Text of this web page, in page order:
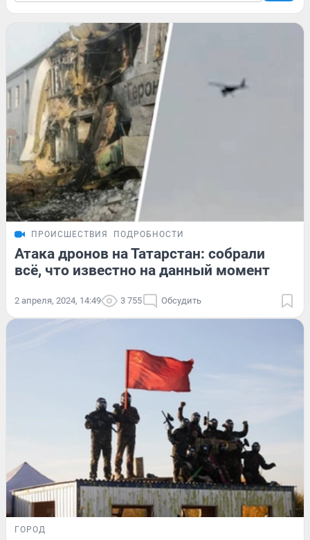
ПРОИСШЕСТВИЯ ПОДРОБНОСТИ
Атака дронов на Татарстан: собрали
всё, что известно на данный момент
2 апреля, 2024, 14:49 3 755 Обсудить
ГОРОД